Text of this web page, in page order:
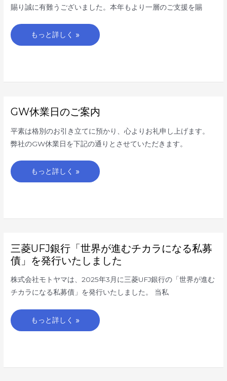
賜り誠に有難うございました。本年もより一層のご支援を賜
し
て
め
で
と
う
もっと詳しく »
GW休業日のご案内
平素は格別のお引き立てに預かり、心よりお礼申し上げます。
弊社のGW休業日を下記の通りとさせていただきます。
GW
休
日
の
ご
案
もっと詳しく »
三菱UFJ銀行「世界が進むチカラになる私募
債」を発行いたしました
株式会社モトヤマは、2025年3月に三菱UFJ銀行の「世界が進む
チカラになる私募債」を発行いたしました。 当私
三
菱
UFJ
銀
「世
界
が
進
チ
カ
ラ
に
もっと詳しく »